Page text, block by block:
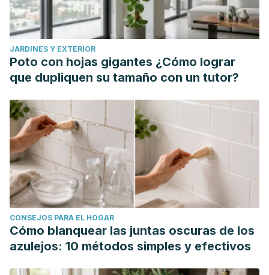
JARDINES Y EXTERIOR
Poto con hojas gigantes ¿Cómo lograr
que dupliquen su tamaño con un tutor?
CONSEJOS PARA EL HOGAR
Cómo blanquear las juntas oscuras de los
azulejos: 10 métodos simples y efectivos